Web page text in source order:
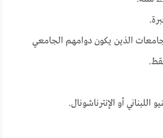
الذين يكون دوامهم الجامعي
اللبناني أو الإنترناشونال.